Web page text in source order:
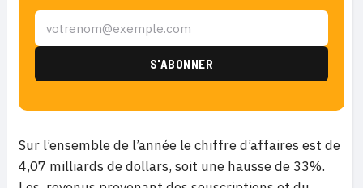
Sur l’ensemble de l’année le chiffre d’affaires est de
4,07 milliards de dollars, soit une hausse de 33%.